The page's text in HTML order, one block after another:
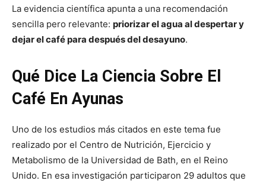
La evidencia científica apunta a una recomendación
sencilla pero relevante: priorizar el agua al despertar y
dejar el café para después del desayuno.
Qué Dice La Ciencia Sobre El
Café En Ayunas
Uno de los estudios más citados en este tema fue
realizado por el Centro de Nutrición, Ejercicio y
Metabolismo de la Universidad de Bath, en el Reino
Unido. En esa investigación participaron 29 adultos que